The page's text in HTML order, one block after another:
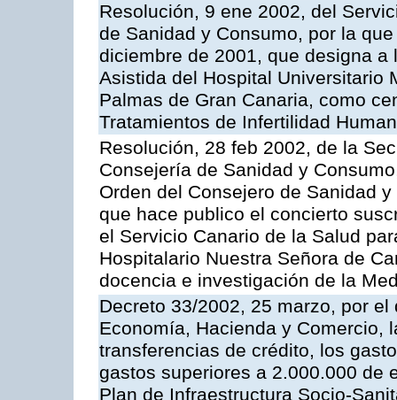
Resolución, 9 ene 2002, del
de Sanidad y Consumo, por la
diciembre de 2001, que designa
Asistida del Hospital Universitario
Palmas de Gran Canaria, como
Tratamientos de Infertilidad
Resolución, 28 feb 2002, de la
Consejería de Sanidad y
Orden del Consejero de Sanidad
que hace publico el concierto
el Servicio Canario de la Salud
Hospitalario Nuestra Señora de
docencia e investigación de la
Decreto 33/2002, 25 marzo, por
Economía, Hacienda y Comercio,
transferencias de crédito, los
gastos superiores a 2.000.000 de
Plan de Infraestructura Socio-